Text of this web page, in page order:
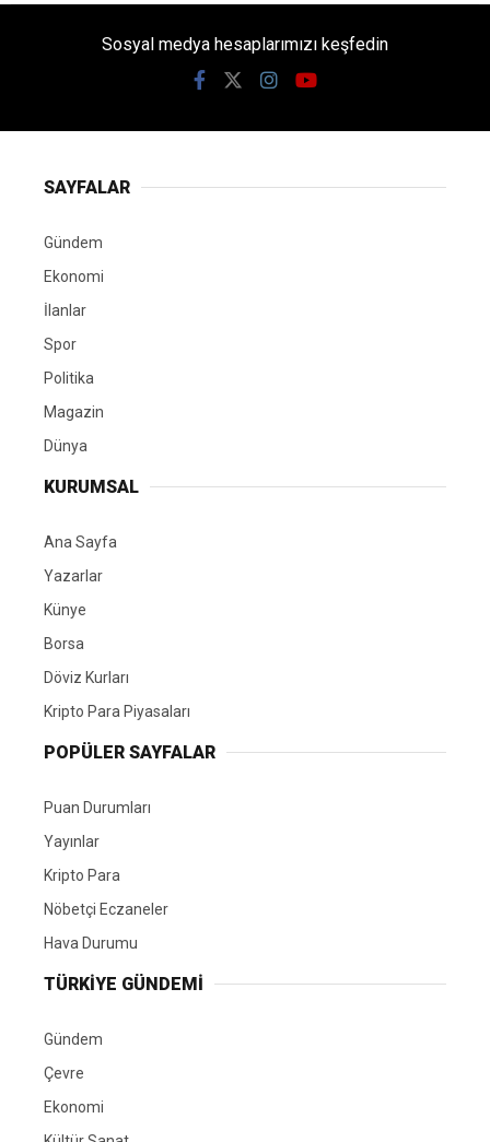
Sosyal medya hesaplarımızı keşfedin
SAYFALAR
Gündem
Ekonomi
İlanlar
Spor
Politika
Magazin
Dünya
KURUMSAL
Ana Sayfa
Yazarlar
Künye
Borsa
Döviz Kurları
Kripto Para Piyasaları
POPÜLER SAYFALAR
Puan Durumları
Yayınlar
Kripto Para
Nöbetçi Eczaneler
Hava Durumu
TÜRKIYE GÜNDEMI
Gündem
Çevre
Ekonomi